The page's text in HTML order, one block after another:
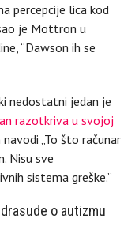
percepcije lica kod
je Mottron u
“Dawson ih se
nedostatni jedan je
razotkriva u svojoj
navodi „To što računar
Nisu sve
sistema greške.”
o autizmu